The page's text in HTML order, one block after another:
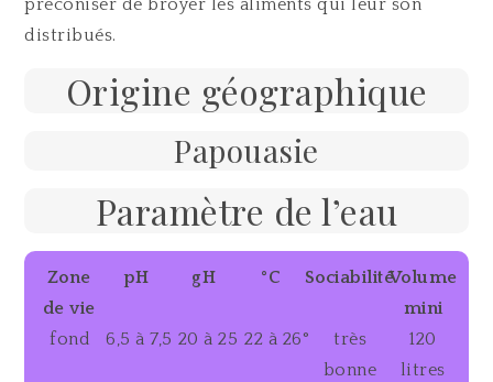
préconiser de broyer les aliments qui leur son
distribués.
Origine géographique
Papouasie
Paramètre de l’eau
Zone
de vie
pH gH °C SociabilitéVolume
mini
fond
6,5 à 7,5 20 à 25 22 à 26°
très
bonne
120
litres